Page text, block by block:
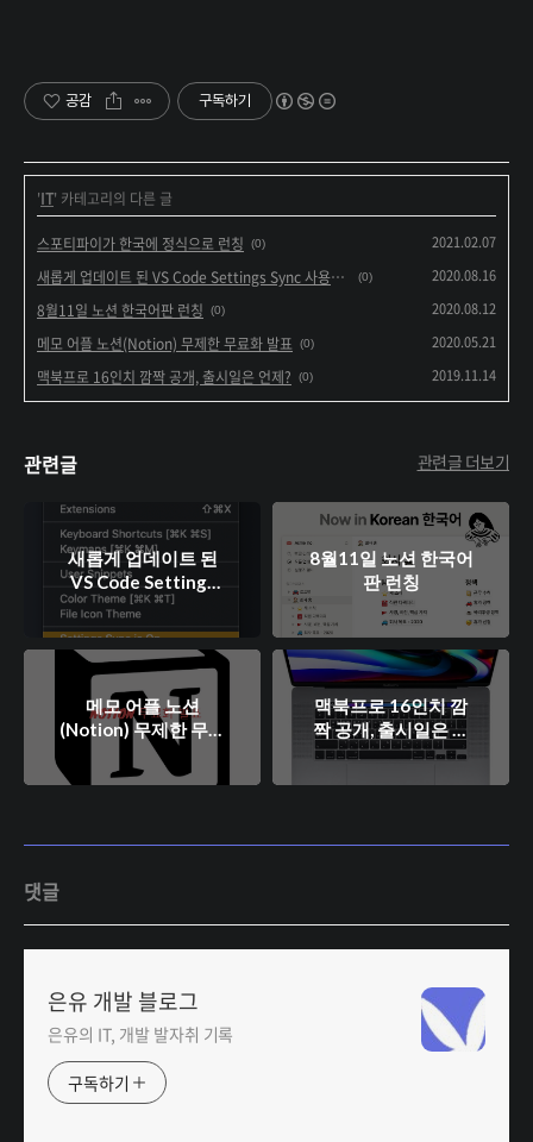
공감 구독하기
'IT' 카테고리의 다른 글
스포티파이가 한국에 정식으로 런칭 (0) 2021.02.07
새롭게 업데이트 된 VS Code Settings Sync 사용하기 (0) 2020.08.16
8월11일 노션 한국어판 런칭 (0) 2020.08.12
메모 어플 노션(Notion) 무제한 무료화 발표 (0) 2020.05.21
맥북프로 16인치 깜짝 공개, 출시일은 언제? (0) 2019.11.14
관련글 관련글 더보기
새롭게 업데이트 된
VS Code Settings
Sync 사용하기
8월11일 노션 한국어
판 런칭
메모 어플 노션
(Notion) 무제한 무료
화 발표
맥북프로 16인치 깜
짝 공개, 출시일은 언
제?
댓글
은유 개발 블로그
은유의 IT, 개발 발자취 기록
구독하기